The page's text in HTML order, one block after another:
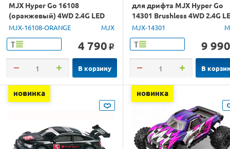
MJX Hyper Go 16108
(оранжевый) 4WD 2.4G LED
1/16 RTR
MJX-16108-ORANGE MJX
Т 4 790 o
В корзину
для дрифта MJX Hyper Go
14301 Brushless 4WD 2.4G
1/14 RTR
MJX-14301
Т 9 990
В
новинка новинка